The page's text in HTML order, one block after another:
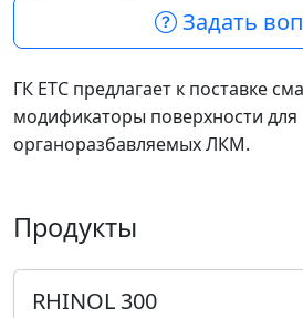
Задать
ГК ЕТС предлагает к поставке
модификаторы поверхности для
органоразбавляемых ЛКМ.
Продукты
RHINOL 300